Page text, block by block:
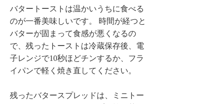
バタートーストは温かいうちに食べる
のが一番美味しいです。 時間が経つと
バターが固まって食感が悪くなるの
で、残ったトーストは冷蔵保存後、電
子レンジで10秒ほどチンするか、フラ
イパンで軽く焼き直してください。
残ったバタースプレッドは、ミニトー